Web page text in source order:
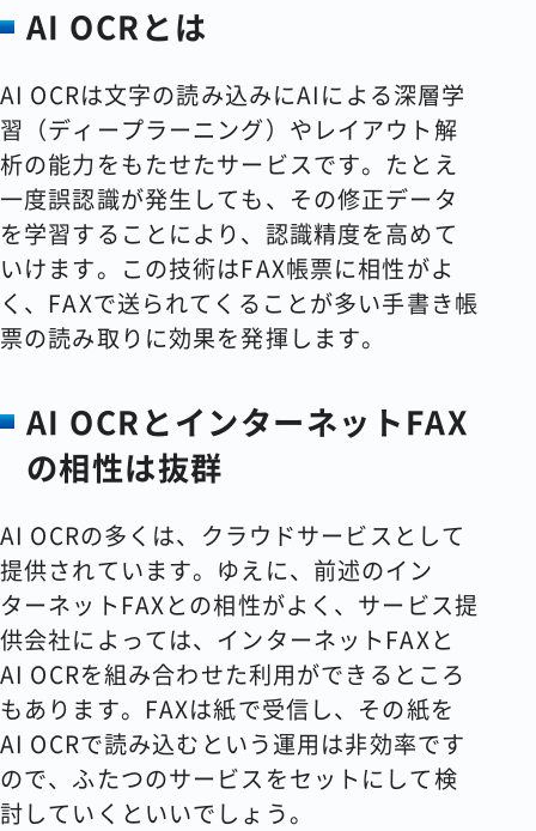
AI OCRとは
AI OCRは文字の読み込みにAIによる深層学
習（ディープラーニング）やレイアウト解
析の能力をもたせたサービスです。たとえ
一度誤認識が発生しても、その修正データ
を学習することにより、認識精度を高めて
いけます。この技術はFAX帳票に相性がよ
く、FAXで送られてくることが多い手書き帳
票の読み取りに効果を発揮します。
AI OCRとインターネットFAX
の相性は抜群
AI OCRの多くは、クラウドサービスとして
提供されています。ゆえに、前述のイン
ターネットFAXとの相性がよく、サービス提
供会社によっては、インターネットFAXと
AI OCRを組み合わせた利用ができるところ
もあります。FAXは紙で受信し、その紙を
AI OCRで読み込むという運用は非効率です
ので、ふたつのサービスをセットにして検
討していくといいでしょう。